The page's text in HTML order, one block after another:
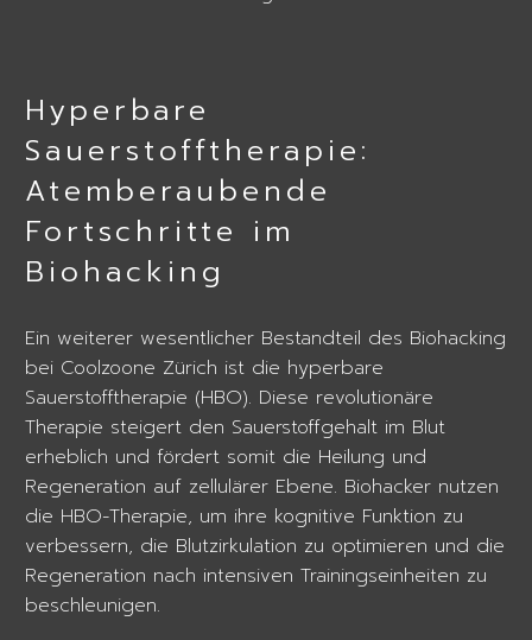
Hyperbare
Sauerstofftherapie:
Atemberaubende
Fortschritte im
Biohacking
Ein weiterer wesentlicher Bestandteil des Biohacking
bei Coolzoone Zürich ist die hyperbare
Sauerstofftherapie (HBO). Diese revolutionäre
Therapie steigert den Sauerstoffgehalt im Blut
erheblich und fördert somit die Heilung und
Regeneration auf zellulärer Ebene. Biohacker nutzen
die HBO-Therapie, um ihre kognitive Funktion zu
verbessern, die Blutzirkulation zu optimieren und die
Regeneration nach intensiven Trainingseinheiten zu
beschleunigen.